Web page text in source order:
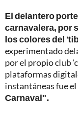
El delantero
carnavalera, por
los colores del
experimentado
por el propio club
plataformas
instantáneas fue
Carnaval".